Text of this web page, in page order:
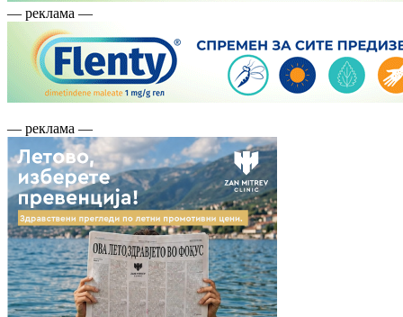
— реклама —
— реклама —